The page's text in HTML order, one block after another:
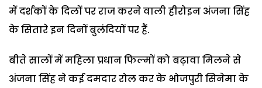
में दर्शकों के दिलों पर राज करने वाली हीरोइन अंजना सिंह
के सितारे इन दिनों बुलंदियों पर हैं.
बीते सालों में महिला प्रधान फिल्मों को बढ़ावा मिलने से
अंजना सिंह ने कई दमदार रोल कर के भोजपुरी सिनेमा के